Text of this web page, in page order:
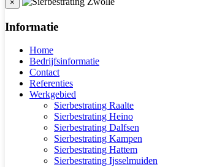
×
Informatie
Home
Bedrijfsinformatie
Contact
Referenties
Werkgebied
Sierbestrating Raalte
Sierbestrating Heino
Sierbestrating Dalfsen
Sierbestrating Kampen
Sierbestrating Hattem
Sierbestrating Ijsselmuiden